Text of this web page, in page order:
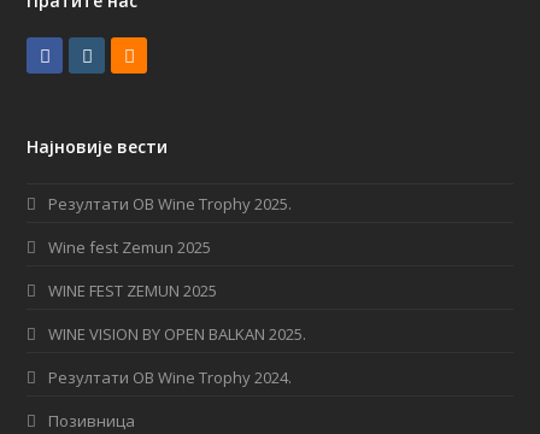
e
b
o
t
a
g
m
Најновије вести
Резултати OB Wine Trophy 2025.
Wine fest Zemun 2025
WINE FEST ZEMUN 2025
WINE VISION BY OPEN BALKAN 2025.
Резултати OB Wine Trophy 2024.
Позивница